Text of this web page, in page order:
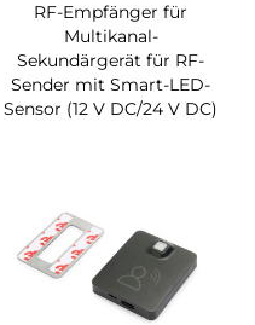
RF-Empfänger für
Multikanal-
Sekundärgerät für RF-
Sender mit Smart-LED-
Sensor (12 V DC/24 V DC)